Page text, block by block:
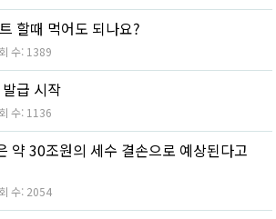
할때 먹어도 되나요?
수: 1389
급 시작
수: 1136
약 30조원의 세수 결손으로 예상된다고
수: 2054